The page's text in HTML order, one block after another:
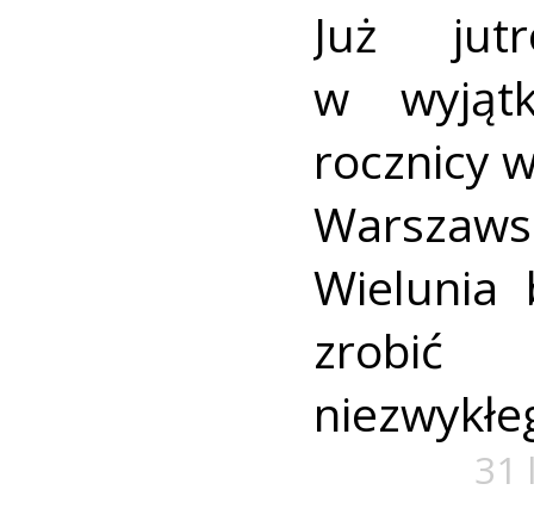
Już
w
rocznicy
Wielunia
zrobić
31